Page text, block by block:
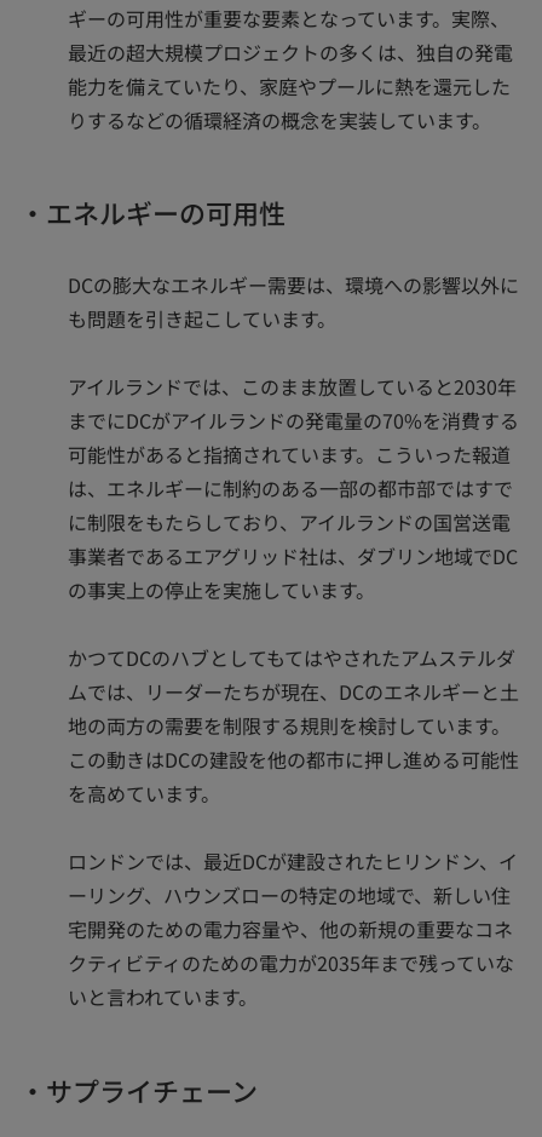
ギーの可用性が重要な要素となっています。実際、
最近の超大規模プロジェクトの多くは、独自の発電
能力を備えていたり、家庭やプールに熱を還元した
りするなどの循環経済の概念を実装しています。
・エネルギーの可用性
DCの膨大なエネルギー需要は、環境への影響以外に
も問題を引き起こしています。
アイルランドでは、このまま放置していると2030年
までにDCがアイルランドの発電量の70%を消費する
可能性があると指摘されています。こういった報道
は、エネルギーに制約のある一部の都市部ではすで
に制限をもたらしており、アイルランドの国営送電
事業者であるエアグリッド社は、ダブリン地域でDC
の事実上の停止を実施しています。
かつてDCのハブとしてもてはやされたアムステルダ
ムでは、リーダーたちが現在、DCのエネルギーと土
地の両方の需要を制限する規則を検討しています。
この動きはDCの建設を他の都市に押し進める可能性
を高めています。
ロンドンでは、最近DCが建設されたヒリンドン、イ
ーリング、ハウンズローの特定の地域で、新しい住
宅開発のための電力容量や、他の新規の重要なコネ
クティビティのための電力が2035年まで残っていな
いと言われています。
・サプライチェーン